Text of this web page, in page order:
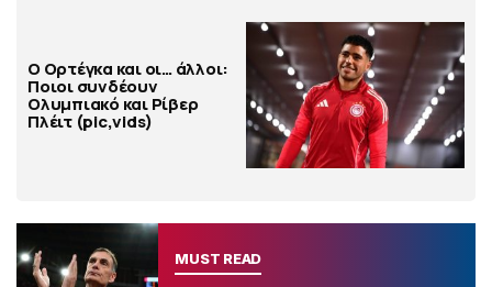
Ο Ορτέγκα και οι… άλλοι:
Ποιοι συνδέουν
Ολυμπιακό και Ρίβερ
Πλέιτ (pic,vids)
MUST READ